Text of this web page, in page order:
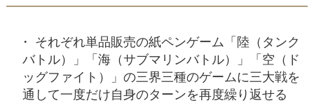
それぞれ単品販売の紙ペンゲーム「陸（タンク
バトル）」「海（サブマリンバトル）」「空（ド
ッグファイト）」の三界三種のゲームに三大戦を
通して一度だけ自身のターンを再度繰り返せる